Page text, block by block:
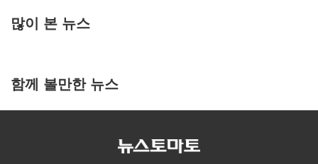
많이 본 뉴스
함께 볼만한 뉴스